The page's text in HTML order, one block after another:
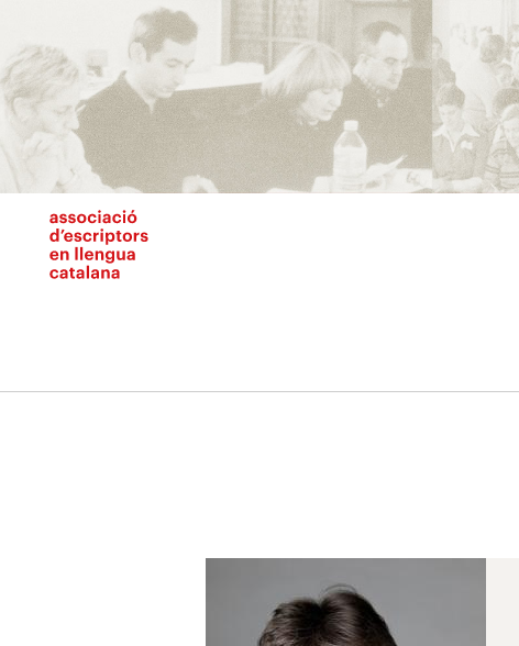
contingut